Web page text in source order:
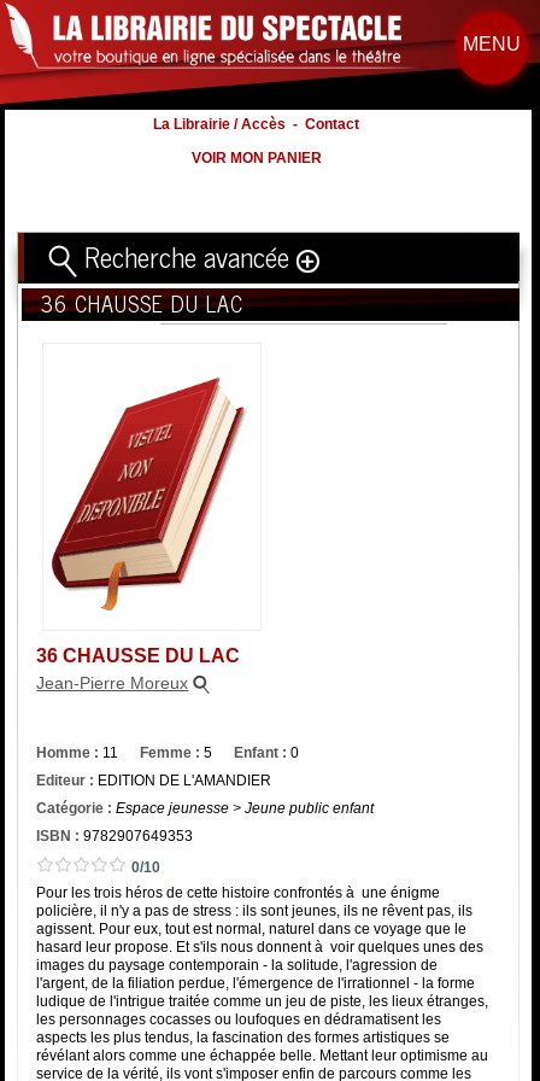
MENU
La Librairie / Accès -Contact
VOIR MON PANIER
Recherche avancée
Titre
Distribution:
Nb. d'hommes :
Nb. Femmes
Nb. Enfants
à
Catégorie
36 CHAUSSE DU LAC
36 CHAUSSE DU LAC
Jean-Pierre Moreux
Homme : 11Femme : 5Enfant : 0
Editeur : EDITION DE L'AMANDIER
Catégorie : Espace jeunesse > Jeune public enfant
ISBN : 9782907649353
0/10
Pour les trois héros de cette histoire confrontés à une énigme
policière, il n'y a pas de stress : ils sont jeunes, ils ne rêvent pas, ils
agissent. Pour eux, tout est normal, naturel dans ce voyage que le
hasard leur propose. Et s'ils nous donnent à voir quelques unes des
images du paysage contemporain - la solitude, l'agression de
l'argent, de la filiation perdue, l'émergence de l'irrationnel - la forme
ludique de l'intrigue traitée comme un jeu de piste, les lieux étranges,
les personnages cocasses ou loufoques en dédramatisent les
aspects les plus tendus, la fascination des formes artistiques se
révélant alors comme une échappée belle. Mettant leur optimisme au
service de la vérité, ils vont s'imposer enfin de parcours comme les